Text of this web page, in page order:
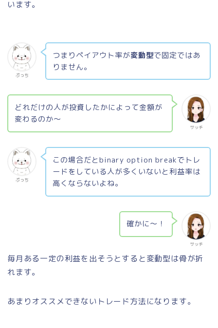
います。
ぷっち
つまりペイアウト率が変動型で固定ではあ
りません。
サッチ
どれだけの人が投資したかによって金額が
変わるのか〜
ぷっち
この場合だとbinary option breakでトレ
ードをしている人が多くいないと利益率は
高くならないよね。
サッチ
確かに〜！
毎月ある一定の利益を出そうとすると変動型は骨が折
れます。
あまりオススメできないトレード方法になります。